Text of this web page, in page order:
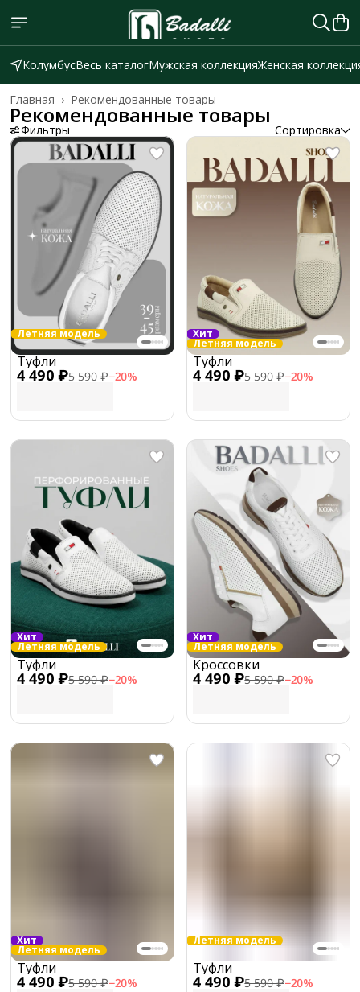
КолумбусВесь каталогМужская коллекцияЖенская
Рекомендованные товары
Главная ›
Рекомендованные товары
Фильтры Сортировка
Летняя модель
4 490 ₽5 590 ₽−20%
Туфли
Хит
Летняя модель
4 490 ₽5 590 ₽−20%
Туфли
Хит
Летняя модель
4 490 ₽5 590 ₽−20%
Туфли
Хит
Летняя модель
4 490 ₽5 590 ₽−20%
Кроссовки
Хит
Летняя модель
4 490 ₽5 590 ₽−20%
Туфли
Летняя модель
4 490 ₽5 590 ₽−20%
Туфли